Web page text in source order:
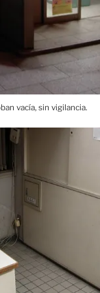
vacía, sin vigilancia.